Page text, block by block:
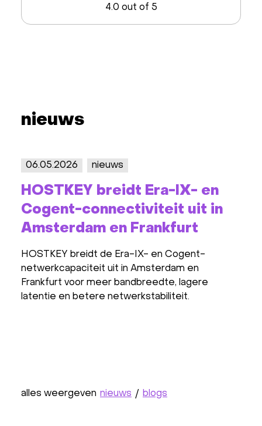
4.0 out of 5
nieuws
06.05.2026 nieuws
HOSTKEY breidt Era-IX- en
Cogent-connectiviteit uit in
Amsterdam en Frankfurt
HOSTKEY breidt de Era-IX- en Cogent-
netwerkcapaciteit uit in Amsterdam en
Frankfurt voor meer bandbreedte, lagere
latentie en betere netwerkstabiliteit.
alles weergeven nieuws / blogs